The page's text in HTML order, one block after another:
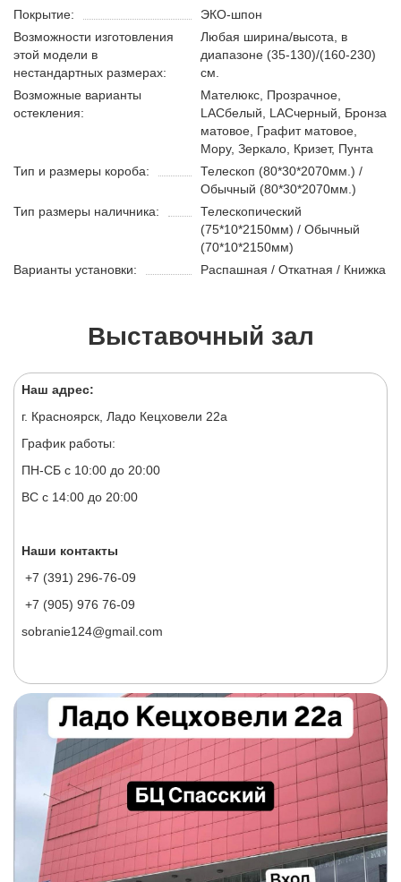
Покрытие:
ЭКО-шпон
Возможности изготовления
этой модели в
нестандартных размерах:
Любая ширина/высота, в
диапазоне (35-130)/(160-230)
см.
Возможные варианты
остекления:
Мателюкс, Прозрачное,
LACбелый, LACчерный, Бронза
матовое, Графит матовое,
Мору, Зеркало, Кризет, Пунта
Тип и размеры короба:
Телескоп (80*30*2070мм.) /
Обычный (80*30*2070мм.)
Тип размеры наличника:
Телескопический
(75*10*2150мм) / Обычный
(70*10*2150мм)
Варианты установки:
Распашная / Откатная / Книжка
Выставочный зал
Наш адрес:
г. Красноярск, Ладо Кецховели 22а
График работы:
ПН-СБ с 10:00 до 20:00
ВС с 14:00 до 20:00
Наши контакты
+7 (391) 296-76-09
+7 (905) 976 76-09
sobranie124@gmail.com